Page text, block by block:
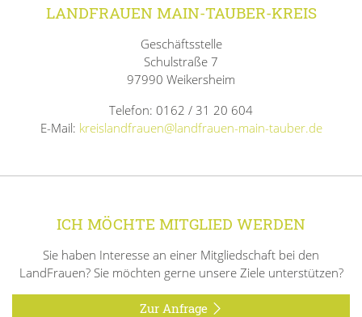
LANDFRAUEN MAIN-TAUBER-KREIS
Geschäftsstelle
Schulstraße 7
97990 Weikersheim
Telefon: 0162 / 31 20 604
E-Mail: kreislandfrauen@landfrauen-main-tauber.de
ICH MÖCHTE MITGLIED WERDEN
Sie haben Interesse an einer Mitgliedschaft bei den
LandFrauen? Sie möchten gerne unsere Ziele unterstützen?
Zur Anfrage